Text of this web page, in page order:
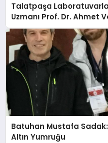
Talatpaşa
Uzmanı Prof. Dr. Ahmet
Batuhan Mustafa
Altın Yumruğu